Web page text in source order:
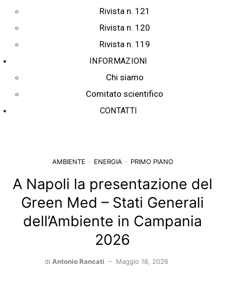
Rivista n. 121
Rivista n. 120
Rivista n. 119
INFORMAZIONI
Chi siamo
Comitato scientifico
CONTATTI
AMBIENTE ENERGIA PRIMO PIANO
A Napoli la presentazione del
Green Med – Stati Generali
dell’Ambiente in Campania
2026
di Antonio Rancati – Maggio 18, 2026